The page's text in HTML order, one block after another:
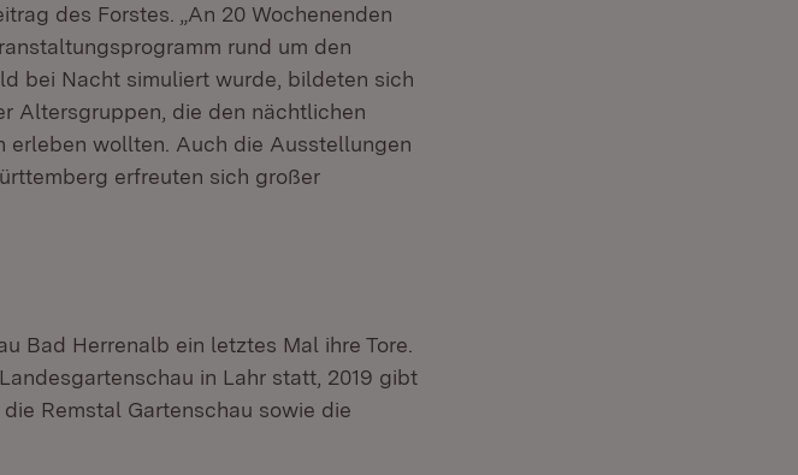
des Forstes. „An 20 Wochenenden
rund um den
bei Nacht simuliert wurde, bildeten sich
Altersgruppen, die den nächtlichen
erleben wollten. Auch die Ausstellungen
erfreuten sich großer
Bad Herrenalb ein letztes Mal ihre Tore.
in Lahr statt, 2019 gibt
Remstal Gartenschau sowie die